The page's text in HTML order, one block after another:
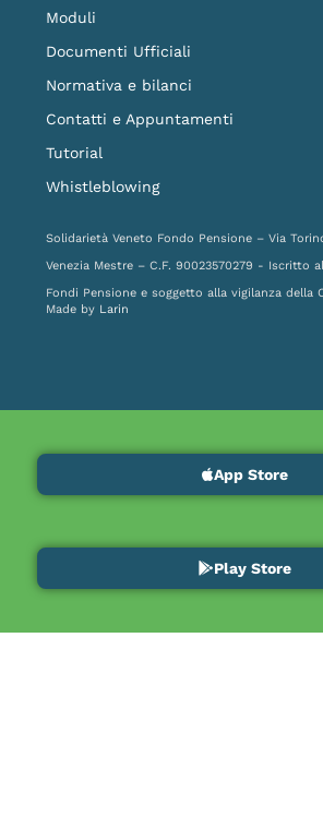
Moduli
Documenti Ufficiali
Normativa e bilanci
Contatti e Appuntamenti
Tutorial
Whistleblowing
Solidarietà Veneto Fondo Pensione – Via
Venezia Mestre – C.F. 90023570279 - Iscritto
Fondi Pensione e soggetto alla vigilanza della
Made by Larin
App Store
Play Store